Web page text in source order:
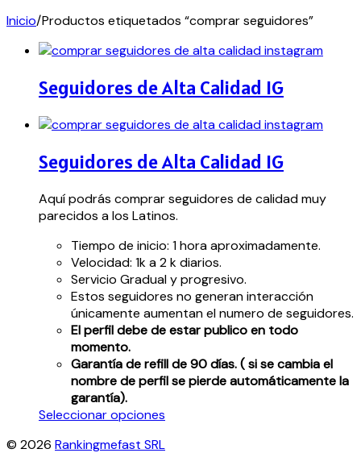
Inicio/Productos etiquetados “comprar seguidores”
Seguidores de Alta Calidad IG
Seguidores de Alta Calidad IG
Aquí podrás comprar seguidores de calidad muy
parecidos a los Latinos.
Tiempo de inicio: 1 hora aproximadamente.
Velocidad: 1k a 2 k diarios.
Servicio Gradual y progresivo.
Estos seguidores no generan interacción
únicamente aumentan el numero de seguidores.
El perfil debe de estar publico en todo
momento.
Garantía de refill de 90 días. ( si se cambia el
nombre de perfil se pierde automáticamente la
garantía).
Seleccionar opciones
tiene
© 2026 Rankingmefast SRL